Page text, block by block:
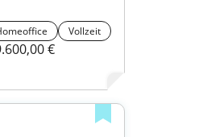
Vollzeit
€